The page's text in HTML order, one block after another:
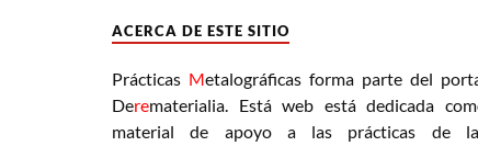
ACERCA DE ESTE SITIO
Prácticas Metalográficas forma parte del
Derematerialia. Está web está dedicada
material de apoyo a las prácticas de